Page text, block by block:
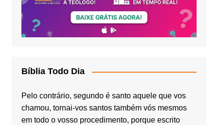
Bíblia Todo Dia
Pelo contrário, segundo é santo aquele que vos
chamou, tornai-vos santos também vós mesmos
em todo o vosso procedimento, porque escrito